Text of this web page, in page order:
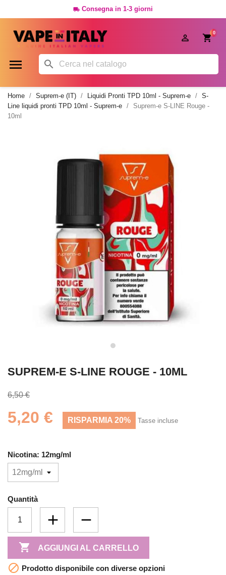
 Consegna in 1-3 giorni
0

 
Home Suprem-e (IT) Liquidi Pronti TPD 10ml - Suprem-e
S-
Line liquidi pronti TPD 10ml - Suprem-e
Suprem-e S-LINE Rouge -
10ml
SUPREM-E S-LINE ROUGE - 10ML
6,50 €
5,20 € RISPARMIA 20% Tasse incluse
Nicotina: 12mg/ml
Quantità
 AGGIUNGI AL CARRELLO
 Prodotto disponibile con diverse opzioni